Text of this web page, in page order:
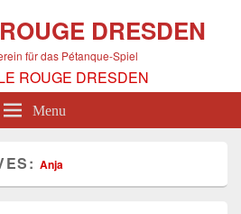
DRESDEN
für das Pétanque-Spiel
Menu
Anja